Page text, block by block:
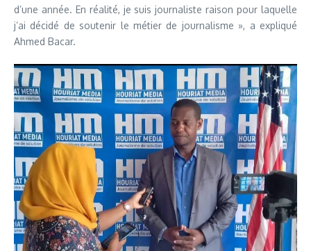
d’une année. En réalité, je suis journaliste raison pour laquelle
j’ai décidé de soutenir le métier de journalisme », a expliqué
Ahmed Bacar.